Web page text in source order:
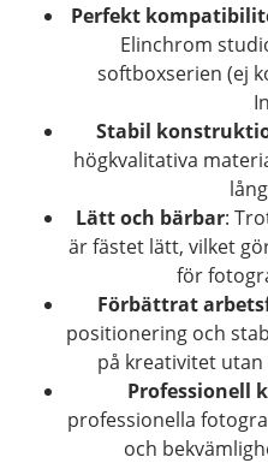
Perfekt
Elinchrom
softboxserien (ej
Stabil
högkvalitativa
Lätt och bärbar:
är fästet lätt, vilket
för
Förbättrat
positionering och
på kreativitet
Professionell
professionella
och